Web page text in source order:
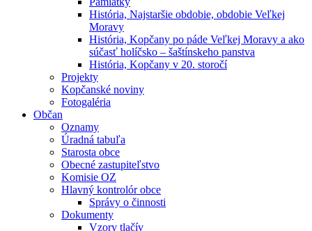
História, Najstaršie obdobie, obdobie Veľkej
Moravy
História, Kopčany po páde Veľkej Moravy a ako
súčasť holíčsko – šaštínskeho panstva
História, Kopčany v 20. storočí
Projekty
Kopčanské noviny
Fotogaléria
Občan
Oznamy
Úradná tabuľa
Starosta obce
Obecné zastupiteľstvo
Komisie OZ
Hlavný kontrolór obce
Správy o činnosti
Dokumenty
Vzory tlačív